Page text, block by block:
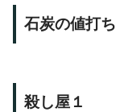
石炭の値打ち
殺し屋１